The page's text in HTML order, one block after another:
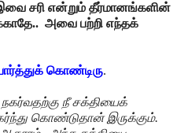
சரி என்றும் தீர்மானங்களின்
அவை பற்றி எந்தக்
கொண்டிரு.
நீ சக்தியைக்
கொண்டுதான் இருக்கும்.